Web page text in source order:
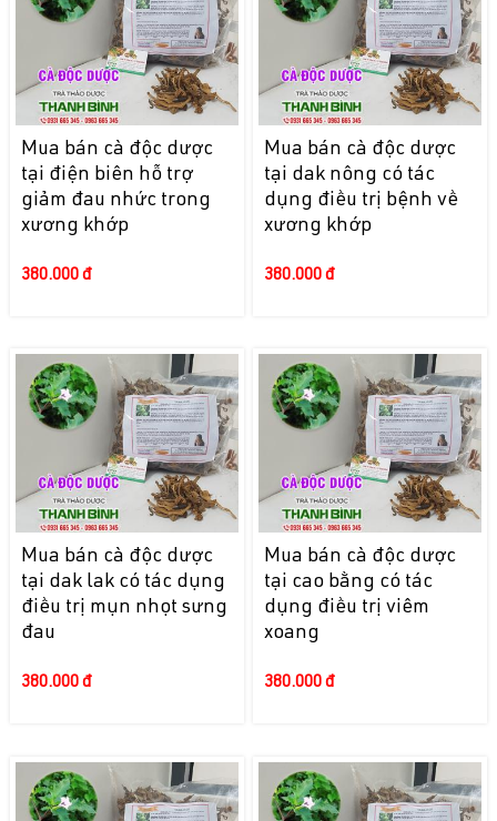
Mua bán cà độc dược
tại điện biên hỗ trợ
giảm đau nhức trong
xương khớp
380.000 đ
Mua bán cà độc dược
tại dak nông có tác
dụng điều trị bệnh về
xương khớp
380.000 đ
Mua bán cà độc dược
tại dak lak có tác dụng
điều trị mụn nhọt sưng
đau
380.000 đ
Mua bán cà độc dược
tại cao bằng có tác
dụng điều trị viêm
xoang
380.000 đ